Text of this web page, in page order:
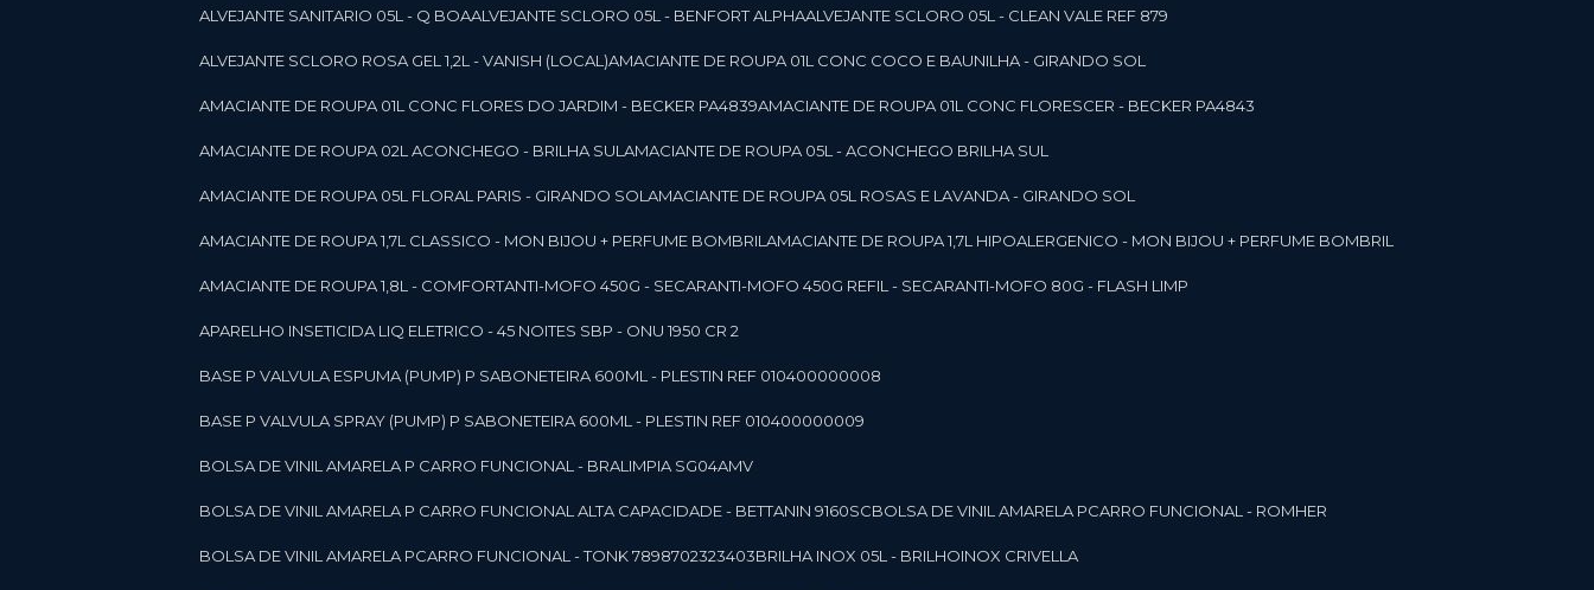
ALVEJANTE SANITARIO 05L - Q BOA ALVEJANTE SCLORO 05L - BENFORT ALPHA ALVEJANTE SCLORO 05L - CLEAN VALE REF 879
ALVEJANTE SCLORO ROSA GEL 1,2L - VANISH (LOCAL) AMACIANTE DE ROUPA 01L CONC COCO E BAUNILHA - GIRANDO SOL
AMACIANTE DE ROUPA 01L CONC FLORES DO JARDIM - BECKER PA4839 AMACIANTE DE ROUPA 01L CONC FLORESCER - BECKER PA4843
AMACIANTE DE ROUPA 02L ACONCHEGO - BRILHA SUL AMACIANTE DE ROUPA 05L - ACONCHEGO BRILHA SUL
AMACIANTE DE ROUPA 05L FLORAL PARIS - GIRANDO SOL AMACIANTE DE ROUPA 05L ROSAS E LAVANDA - GIRANDO SOL
AMACIANTE DE ROUPA 1,7L CLASSICO - MON BIJOU + PERFUME BOMBRIL AMACIANTE DE ROUPA 1,7L HIPOALERGENICO - MON BIJOU + PERFUME BOMBRIL
AMACIANTE DE ROUPA 1,8L - COMFORT ANTI-MOFO 450G - SECAR ANTI-MOFO 450G REFIL - SECAR ANTI-MOFO 80G - FLASH LIMP
APARELHO INSETICIDA LIQ ELETRICO - 45 NOITES SBP - ONU 1950 CR 2
BASE P VALVULA ESPUMA (PUMP) P SABONETEIRA 600ML - PLESTIN REF 010400000008
BASE P VALVULA SPRAY (PUMP) P SABONETEIRA 600ML - PLESTIN REF 010400000009
BOLSA DE VINIL AMARELA P CARRO FUNCIONAL - BRALIMPIA SG04AMV
BOLSA DE VINIL AMARELA P CARRO FUNCIONAL ALTA CAPACIDADE - BETTANIN 9160SC BOLSA DE VINIL AMARELA PCARRO FUNCIONAL - ROMHER
BOLSA DE VINIL AMARELA PCARRO FUNCIONAL - TONK 7898702323403 BRILHA INOX 05L - BRILHOINOX CRIVELLA